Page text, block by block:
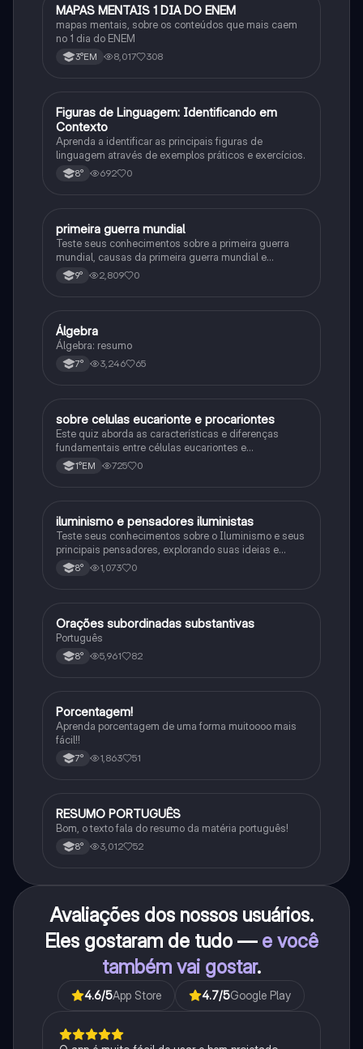
MPortuguês
MAPAS MENTAIS 1 DIA DO ENEM
mapas mentais, sobre os conteúdos que mais caem
no 1 dia do ENEM
3°EM 8,017 308
FPortuguês
Figuras de Linguagem: Identificando em
Contexto
Aprenda a identificar as principais figuras de
linguagem através de exemplos práticos e exercícios.
8° 692 0
História
primeira guerra mundial
Teste seus conhecimentos sobre a primeira guerra
mundial, causas da primeira guerra mundial e
consequências da Primeira Guerra Mundial, fases da
primeira guerra mundial
9° 2,809 0
Matematica
Álgebra
Álgebra: resumo
7° 3,246 65
Biologia
sobre celulas eucarionte e procariontes
Este quiz aborda as características e diferenças
fundamentais entre células eucariontes e
procariontes.
1°EM 725 0
História
iluminismo e pensadores iluministas
Teste seus conhecimentos sobre o Iluminismo e seus
principais pensadores, explorando suas ideias e
impacto histórico.
8° 1,073 0
Português
Orações subordinadas substantivas
Português
8° 5,961 82
Matematica
Porcentagem!
Aprenda porcentagem de uma forma muitoooo mais
fácil!!
7° 1,863 51
Português
RESUMO PORTUGUÊS
Bom, o texto fala do resumo da matéria português!
8° 3,012 52
Avaliações dos nossos usuários.
Eles gostaram de tudo — e você
também vai gostar.
4.6/5App Store 4.7/5Google Play